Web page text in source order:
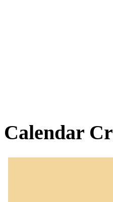
Calendar